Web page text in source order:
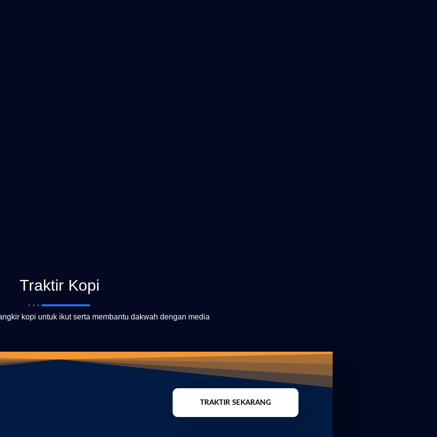
Traktir Kopi
kopi untuk ikut serta membantu dakwah dengan media
TRAKTIR SEKARANG